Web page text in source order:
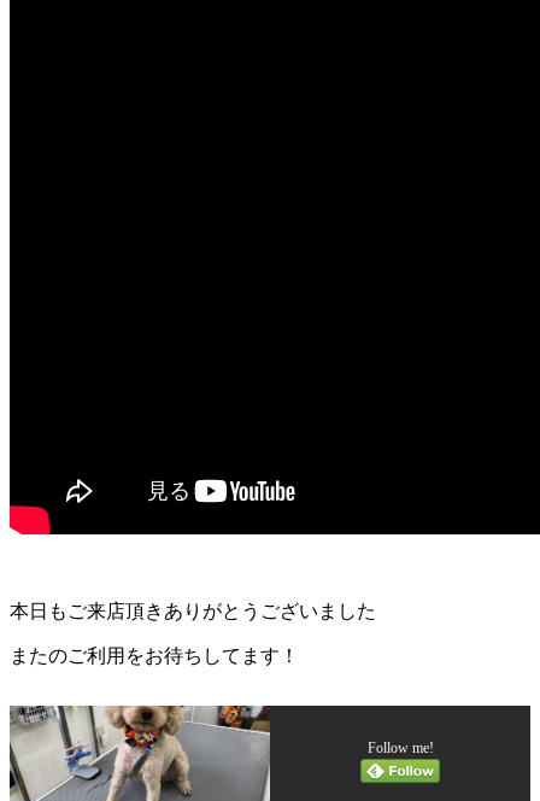
本日もご来店頂きありがとうございました
またのご利用をお待ちしてます！
Follow me!